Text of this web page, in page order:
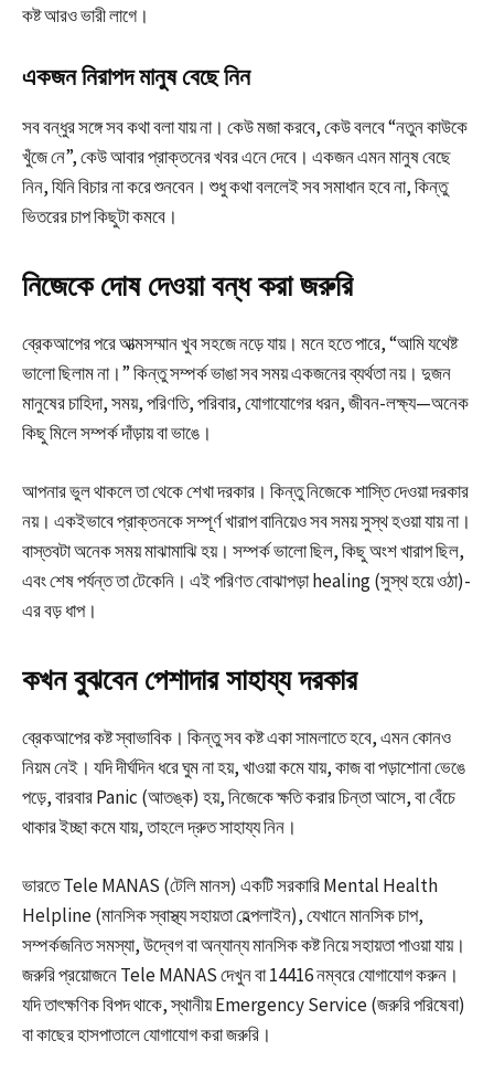
কষ্ট আরও ভারী লাগে।
একজন নিরাপদ মানুষ বেছে নিন
সব বন্ধুর সঙ্গে সব কথা বলা যায় না। কেউ মজা করবে, কেউ বলবে “নতুন কাউকে
খুঁজে নে”, কেউ আবার প্রাক্তনের খবর এনে দেবে। একজন এমন মানুষ বেছে
নিন, যিনি বিচার না করে শুনবেন। শুধু কথা বললেই সব সমাধান হবে না, কিন্তু
ভিতরের চাপ কিছুটা কমবে।
নিজেকে দোষ দেওয়া বন্ধ করা জরুরি
ব্রেকআপের পরে আত্মসম্মান খুব সহজে নড়ে যায়। মনে হতে পারে, “আমি যথেষ্ট
ভালো ছিলাম না।” কিন্তু সম্পর্ক ভাঙা সব সময় একজনের ব্যর্থতা নয়। দুজন
মানুষের চাহিদা, সময়, পরিণতি, পরিবার, যোগাযোগের ধরন, জীবন-লক্ষ্য—অনেক
কিছু মিলে সম্পর্ক দাঁড়ায় বা ভাঙে।
আপনার ভুল থাকলে তা থেকে শেখা দরকার। কিন্তু নিজেকে শাস্তি দেওয়া দরকার
নয়। একইভাবে প্রাক্তনকে সম্পূর্ণ খারাপ বানিয়েও সব সময় সুস্থ হওয়া যায় না।
বাস্তবটা অনেক সময় মাঝামাঝি হয়। সম্পর্ক ভালো ছিল, কিছু অংশ খারাপ ছিল,
এবং শেষ পর্যন্ত তা টেকেনি। এই পরিণত বোঝাপড়া healing (সুস্থ হয়ে ওঠা)-
এর বড় ধাপ।
কখন বুঝবেন পেশাদার সাহায্য দরকার
ব্রেকআপের কষ্ট স্বাভাবিক। কিন্তু সব কষ্ট একা সামলাতে হবে, এমন কোনও
নিয়ম নেই। যদি দীর্ঘদিন ধরে ঘুম না হয়, খাওয়া কমে যায়, কাজ বা পড়াশোনা ভেঙে
পড়ে, বারবার Panic (আতঙ্ক) হয়, নিজেকে ক্ষতি করার চিন্তা আসে, বা বেঁচে
থাকার ইচ্ছা কমে যায়, তাহলে দ্রুত সাহায্য নিন।
ভারতে Tele MANAS (টেলি মানস) একটি সরকারি Mental Health
Helpline (মানসিক স্বাস্থ্য সহায়তা হেল্পলাইন), যেখানে মানসিক চাপ,
সম্পর্কজনিত সমস্যা, উদ্বেগ বা অন্যান্য মানসিক কষ্ট নিয়ে সহায়তা পাওয়া যায়।
জরুরি প্রয়োজনে Tele MANAS দেখুন বা 14416 নম্বরে যোগাযোগ করুন।
যদি তাৎক্ষণিক বিপদ থাকে, স্থানীয় Emergency Service (জরুরি পরিষেবা)
বা কাছের হাসপাতালে যোগাযোগ করা জরুরি।